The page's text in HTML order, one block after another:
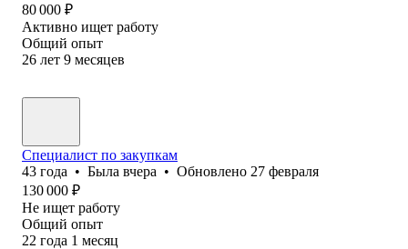
80 000 ₽
Активно ищет работу
Общий опыт
26 лет 9 месяцев
Специалист по закупкам
43 года • Была вчера • Обновлено 27 февраля
130 000 ₽
Не ищет работу
Общий опыт
22 года 1 месяц